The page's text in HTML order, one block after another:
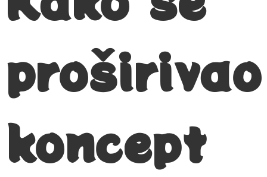
proširivao
koncept